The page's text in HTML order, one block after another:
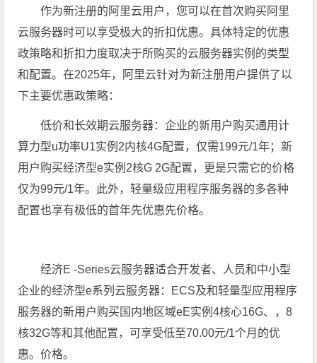
作为新注册的阿里云用户，您可以在首次购买阿里
云服务器时可以享受极大的折扣优惠。具体特定的优惠
政策略和折扣力度取决于所购买的云服务器实例的类型
和配置。在2025年，阿里云针对为新注册用户提供了以
下主要优惠政策略：
低价和长效期云服务器：企业的新用户购买通用计
算力型u功率U1实例2内核4G配置，仅需199元/1年；新
用户购买经济型e实例2核G 2G配置，更是只需它的价格
仅为99元/1年。此外，轻量级应用程序服务器的多各种
配置也享有极低的首年先优惠先价格。
经济E -Series云服务器适合开发者、人员和中小型
企业的经济型e系列云服务器：ECS及和轻量型应用程序
服务器的新用户购买国内地区域eE实例4核心16G、，8
核32G等和其他配置，可享受低至70.00元/1个月的优
惠。价格。